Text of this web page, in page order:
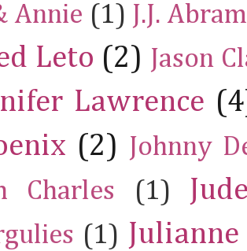
Annie (1) J.J.
Leto (2) Jason
Lawrence
(2) Johnny
Charles
(1)
(1)